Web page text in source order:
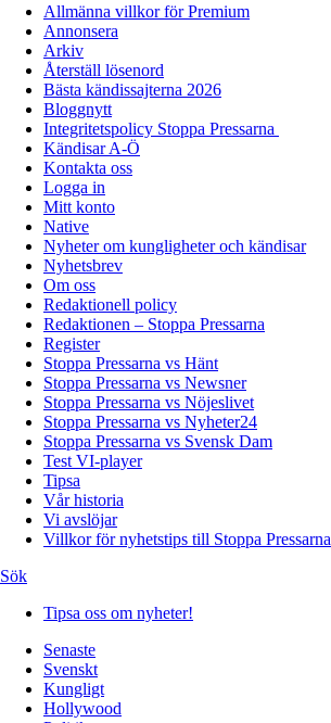
Allmänna villkor för Premium
Annonsera
Arkiv
Återställ lösenord
Bästa kändissajterna 2026
Bloggnytt
Integritetspolicy Stoppa Pressarna
Kändisar A-Ö
Kontakta oss
Logga in
Mitt konto
Native
Nyheter om kungligheter och kändisar
Nyhetsbrev
Om oss
Redaktionell policy
Redaktionen – Stoppa Pressarna
Register
Stoppa Pressarna vs Hänt
Stoppa Pressarna vs Newsner
Stoppa Pressarna vs Nöjeslivet
Stoppa Pressarna vs Nyheter24
Stoppa Pressarna vs Svensk Dam
Test VI-player
Tipsa
Vår historia
Vi avslöjar
Villkor för nyhetstips till Stoppa Pressarna
Sök
Tipsa oss om nyheter!
Senaste
Svenskt
Kungligt
Hollywood